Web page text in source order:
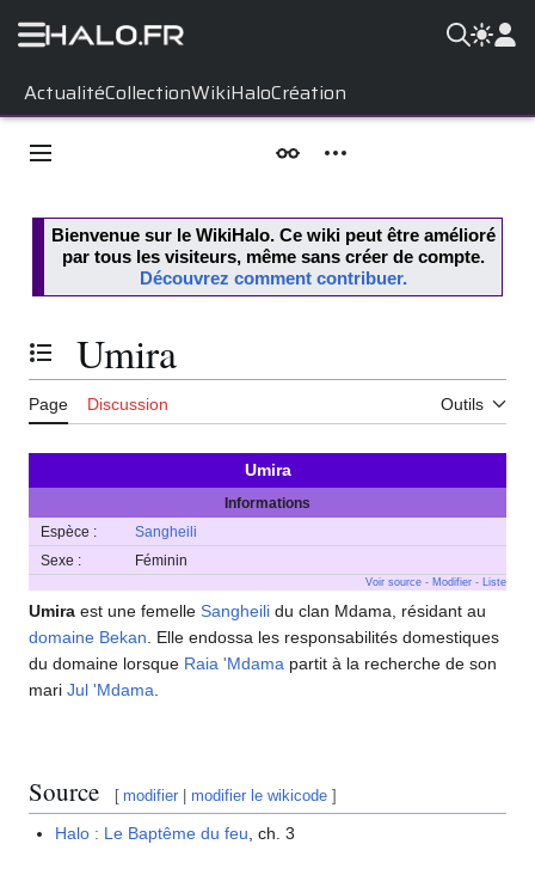
ActualitéCollectionWikiHaloCréation
contenu
Menu principal ApparenceOutils personnels
Bienvenue sur le WikiHalo. Ce wiki peut être amélioré
par tous les visiteurs, même sans créer de compte.
Découvrez comment contribuer.
Basculer la table des matières
Umira
Page Discussion Outils
Umira
Informations
Espèce :
Sangheili
Sexe :
Féminin
Voir source - Modifier - Liste
Umira est une femelle Sangheili du clan Mdama, résidant au
domaine Bekan . Elle endossa les responsabilités domestiques
du domaine lorsque Raia 'Mdama partit à la recherche de son
mari Jul 'Mdama
Source [ modifier |modifier le wikicode ]
Halo : Le Baptême du feu , ch. 3